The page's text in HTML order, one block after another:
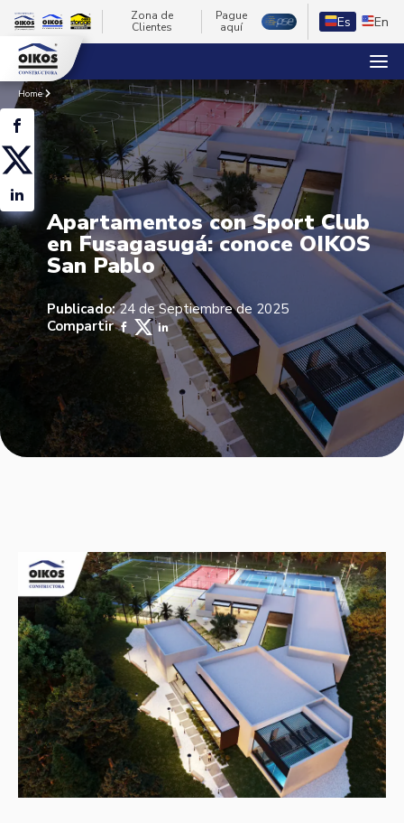
Zona de
Clientes
Pague
aquí
Es En
Home
Apartamentos con Sport Club
en Fusagasugá: conoce OIKOS
San Pablo
Publicado:24 de Septiembre de 2025
Compartir